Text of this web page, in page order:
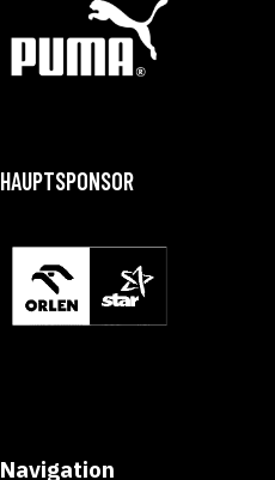
HAUPTSPONSOR
Navigation